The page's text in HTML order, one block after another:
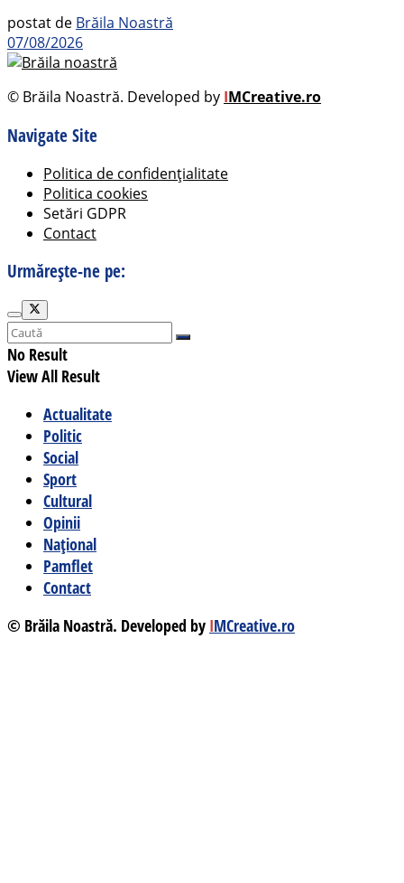
postat de Brăila Noastră
07/08/2026
© Brăila Noastră. Developed by IMCreative.ro
Navigate Site
Politica de confidențialitate
Politica cookies
Setări GDPR
Contact
Urmărește-ne pe:
No Result
View All Result
Actualitate
Politic
Social
Sport
Cultural
Opinii
Național
Pamflet
Contact
© Brăila Noastră. Developed by IMCreative.ro